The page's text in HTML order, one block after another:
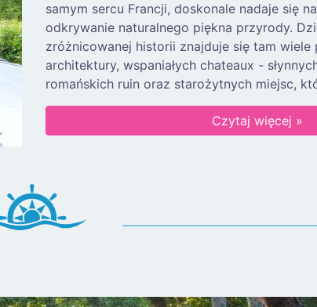
samym sercu Francji, doskonale nadaje się
odkrywanie naturalnego piękna przyrody.
zróżnicowanej historii znajduje się tam wiele
architektury, wspaniałych chateaux -
romańskich ruin oraz starożytnych miejsc,
Czytaj więcej »